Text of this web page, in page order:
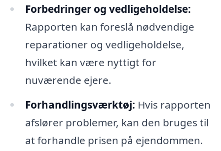
Forbedringer og vedligeholdelse:
Rapporten kan foreslå nødvendige
reparationer og vedligeholdelse,
hvilket kan være nyttigt for
nuværende ejere.
Forhandlingsværktøj: Hvis rapporten
afslører problemer, kan den bruges til
at forhandle prisen på ejendommen.